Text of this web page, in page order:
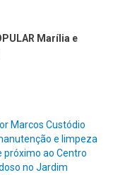
Marília e
Marcos Custódio
e limpeza
próximo ao Centro
no Jardim